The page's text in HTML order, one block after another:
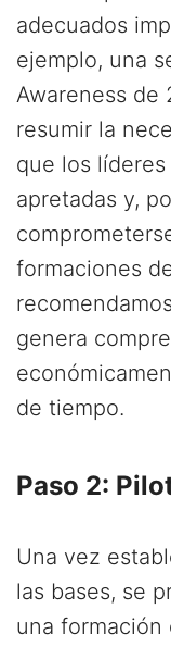
adecuados
ejemplo, una
Awareness de
resumir la
que los
apretadas y,
formaciones
genera
de tiempo.
Paso 2:
Una vez
las bases, se
una formación